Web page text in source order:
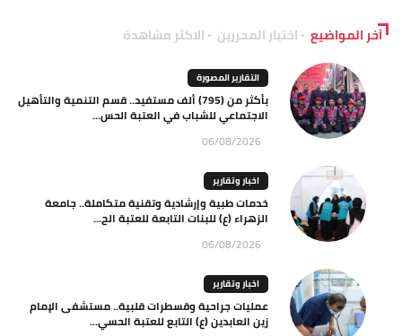
آخر المواضيع اختيار المحررين الاكثر مشاهدة
التقارير المصورة
بأكثر من (795) ألف مستفيد.. قسم التنمية والتأهيل
الاجتماعي للشباب في العتبة الحس...
06/08/2026
اخبار وتقارير
خدمات طبية وإرشادية وتقنية متكاملة.. جامعة
الزهراء (ع) للبنات التابعة للعتبة الح...
06/08/2026
اخبار وتقارير
عمليات جراحية وقسطرات قلبية.. مستشفى الإمام
زين العابدين (ع) التابع للعتبة الحسي...